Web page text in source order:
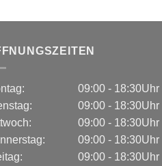
09:00 - 18:30Uhr
09:00 - 18:30Uhr
09:00 - 18:30Uhr
09:00 - 18:30Uhr
09:00 - 18:30Uhr